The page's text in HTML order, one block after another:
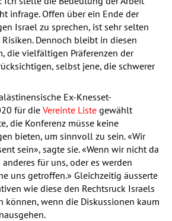
infrage. Offen über ein Ende der
Israel zu sprechen, ist sehr selten
Dennoch bleibt in diesen
die vielfältigen Präferenzen der
selbst jene, die schwerer
Ex-Knesset-
für die Vereinte Listegewählt
die Konferenz müsse keine
bieten, um sinnvoll zu sein. «Wir
sein», sagte sie. «Wenn wir nicht da
für uns, oder es werden
uns getroffen.» Gleichzeitig äusserte
wie diese den Rechtsruck Israels
können, wenn die Diskussionen kaum